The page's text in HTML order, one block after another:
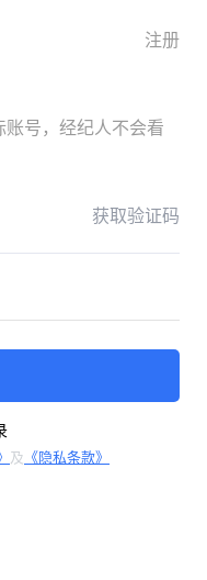
注册
号，经纪人不会看
获取验证码
及 《隐私条款》